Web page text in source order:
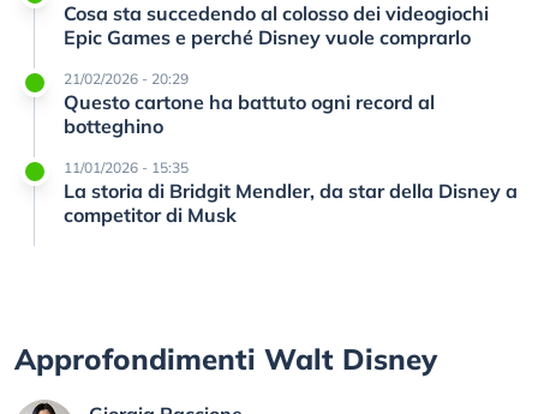
Cosa sta succedendo al colosso dei videogiochi
Epic Games e perché Disney vuole comprarlo
21/02/2026 - 20:29
Questo cartone ha battuto ogni record al
botteghino
11/01/2026 - 15:35
La storia di Bridgit Mendler, da star della Disney a
competitor di Musk
Approfondimenti Walt Disney